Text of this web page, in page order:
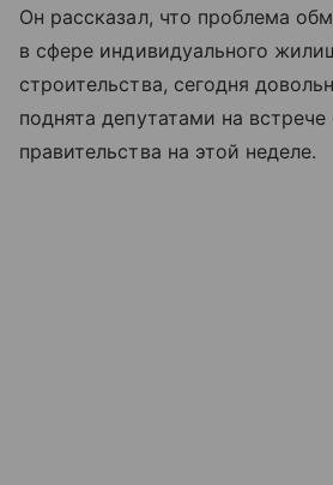
Он рассказал, что проблема
в сфере индивидуального
строительства, сегодня
поднята депутатами на
правительства на этой неделе.